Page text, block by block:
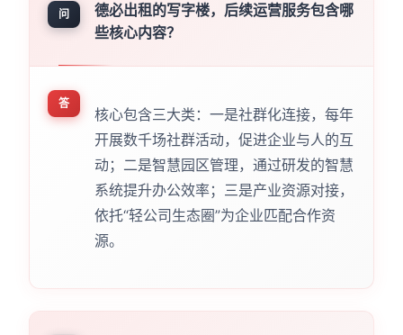
问
德必出租的写字楼，后续运营服务包含哪
些核心内容？
答
核心包含三大类：一是社群化连接，每年
开展数千场社群活动，促进企业与人的互
动；二是智慧园区管理，通过研发的智慧
系统提升办公效率；三是产业资源对接，
依托“轻公司生态圈”为企业匹配合作资
源。